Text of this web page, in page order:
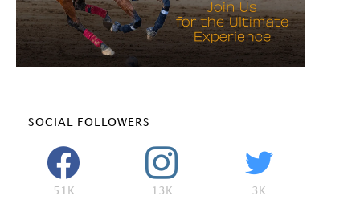
SOCIAL FOLLOWERS
51K 13K 3K